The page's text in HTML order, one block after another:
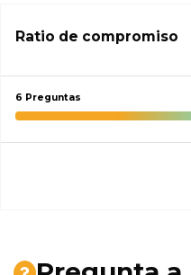
Ratio de compromiso
6 Preguntas